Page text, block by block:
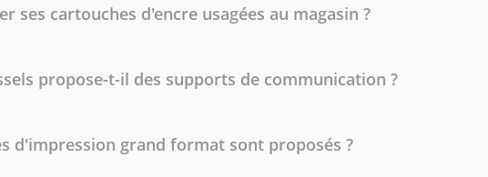
ses cartouches d'encre usagées au magasin ?
propose-t-il des supports de communication ?
d'impression grand format sont proposés ?